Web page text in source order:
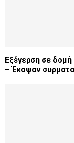
Εξέγερση σε
– Έκοψαν